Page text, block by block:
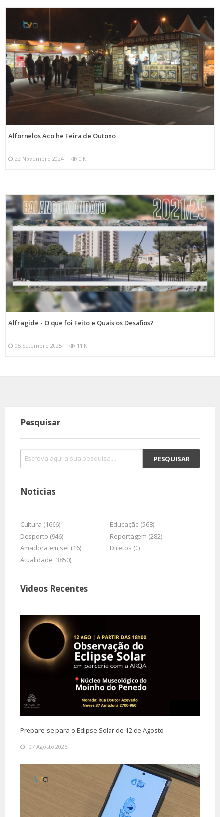
Alfornelos Acolhe Feira de Outono
22 Novembro 2024 0 K
Alfragide - O que foi Feito e Quais os Desafios?
05 Setembro 2025 11 K
Pesquisar
Noticias
Cultura (1666)
Educação (568)
Desporto (946)
Reportagem (282)
Amadora em set (16)
Diretos (0)
Atualidade (3850)
Videos Recentes
Prepare-se para o Eclipse Solar de 12 de Agosto
07 Agosto 2026